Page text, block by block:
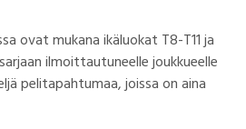
ovat mukana ikäluokat T8-T11 ja
ilmoittautuneelle joukkueelle
pelitapahtumaa, joissa on aina